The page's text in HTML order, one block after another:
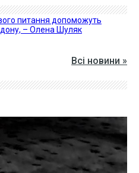
питання допоможуть
– Олена Шуляк
Всі новини »